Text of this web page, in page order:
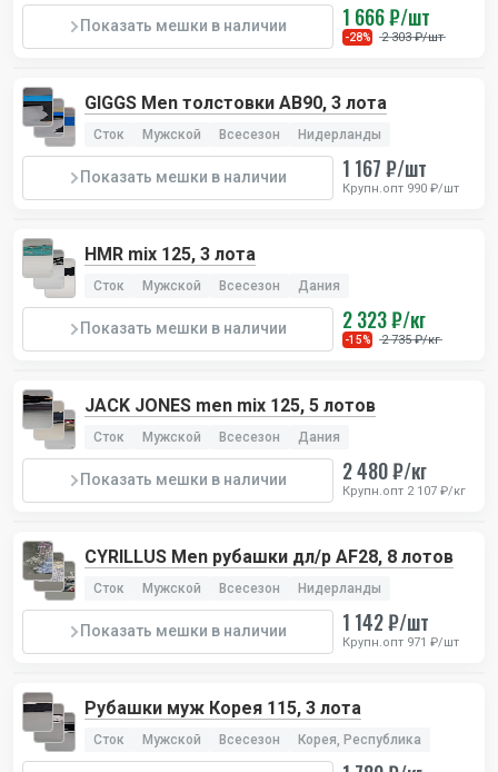
Показать мешки в наличии 1 666 ₽/шт
-28% 2 303 ₽/шт
GIGGS Men толстовки AB90, 3 лота
Сток Мужской Всесезон Нидерланды
Показать мешки в наличии 1 167 ₽/шт
Крупн.опт 990 ₽/шт
HMR mix 125, 3 лота
Сток Мужской Всесезон Дания
Показать мешки в наличии 2 323 ₽/кг
-15% 2 735 ₽/кг
JACK JONES men mix 125, 5 лотов
Сток Мужской Всесезон Дания
Показать мешки в наличии 2 480 ₽/кг
Крупн.опт 2 107 ₽/кг
CYRILLUS Men рубашки дл/р AF28, 8 лотов
Сток Мужской Всесезон Нидерланды
Показать мешки в наличии 1 142 ₽/шт
Крупн.опт 971 ₽/шт
Рубашки муж Корея 115, 3 лота
Сток Мужской Всесезон Корея, Республика